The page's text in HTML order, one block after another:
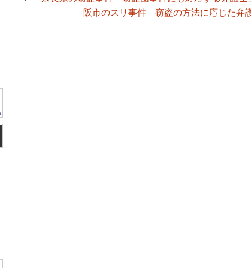
阪市のスリ事件 窃盗の方法に応じた弁